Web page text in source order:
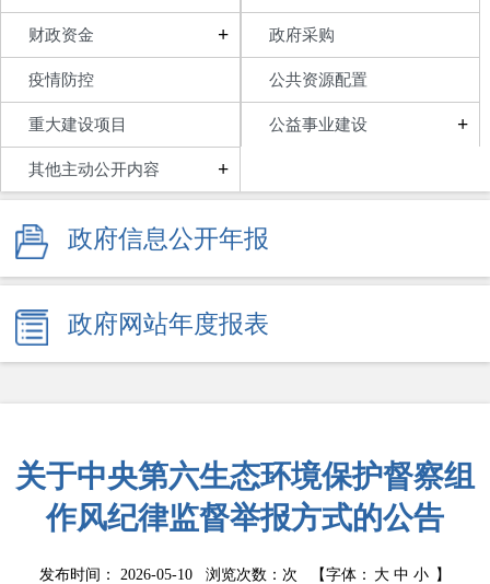
财政资金 + 政府采购
疫情防控 公共资源配置
重大建设项目 公益事业建设 +
其他主动公开内容 +
政府信息公开年报
政府网站年度报表
关于中央第六生态环境保护督察组
作风纪律监督举报方式的公告
发布时间： 2026-05-10 浏览次数： 次 【字体： 大 中 小 】